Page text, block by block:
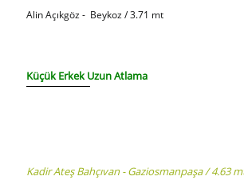
Alin Açıkgöz - Beykoz / 3.71 mt
Küçük Erkek Uzun Atlama
Kadir Ateş Bahçıvan - Gaziosmanpaşa / 4.63